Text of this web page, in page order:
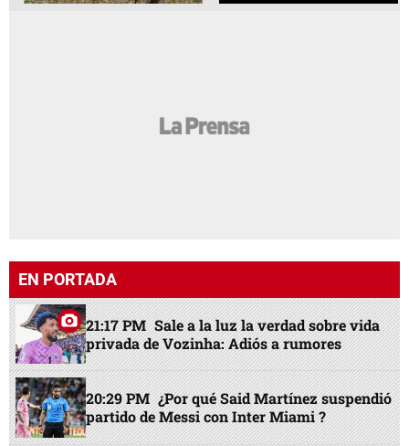
EN PORTADA
21:17 PM Sale a la luz la verdad sobre vida
privada de Vozinha: Adiós a rumores
20:29 PM ¿Por qué Said Martínez suspendió
partido de Messi con Inter Miami ?